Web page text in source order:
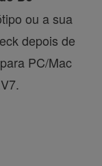
ou a sua
depois de
PC/Mac